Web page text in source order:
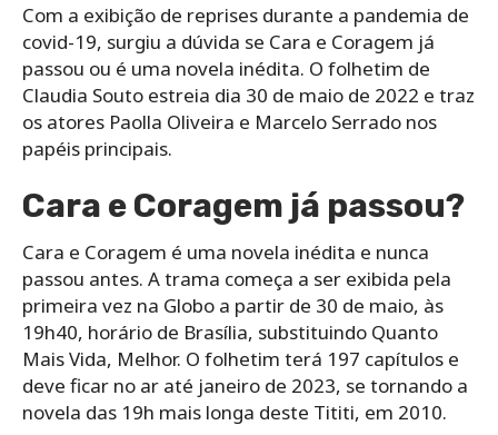
Com a exibição de reprises durante a pandemia de
covid-19, surgiu a dúvida se Cara e Coragem já
passou ou é uma novela inédita. O folhetim de
Claudia Souto estreia dia 30 de maio de 2022 e traz
os atores Paolla Oliveira e Marcelo Serrado nos
papéis principais.
Cara e Coragem já passou?
Cara e Coragem é uma novela inédita e nunca
passou antes. A trama começa a ser exibida pela
primeira vez na Globo a partir de 30 de maio, às
19h40, horário de Brasília, substituindo Quanto
Mais Vida, Melhor. O folhetim terá 197 capítulos e
deve ficar no ar até janeiro de 2023, se tornando a
novela das 19h mais longa deste Tititi, em 2010.